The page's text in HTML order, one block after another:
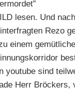
lesen. Und
Rezo
einem
youtube sind
Herr Bröckers,